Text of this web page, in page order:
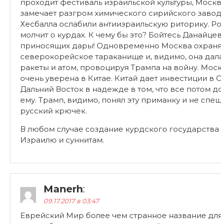
проходит фестиваль израильской культуры,
замечает разгром химического сирийского
Хесбалла ослабили антиизраильскую риторику.
молчит о курдах. К чему бы это? Бойтесь
приносящих дары! Одновременно Москва
северокорейское тараканище и, видимо, она
ракеты и атом, провоцируя Трампа на войну.
очень уверена в Китае. Китай дает инвестиции в
Дальний Восток в надежде в том, что все потом
ему. Трамп, видимо, понял эту приманку и не
русский крючек.
В любом случае создание курдского государства
Израилю и суннитам.
Manerh:
09.17.2017 в 03:47
Еврейский Мир более чем странное название